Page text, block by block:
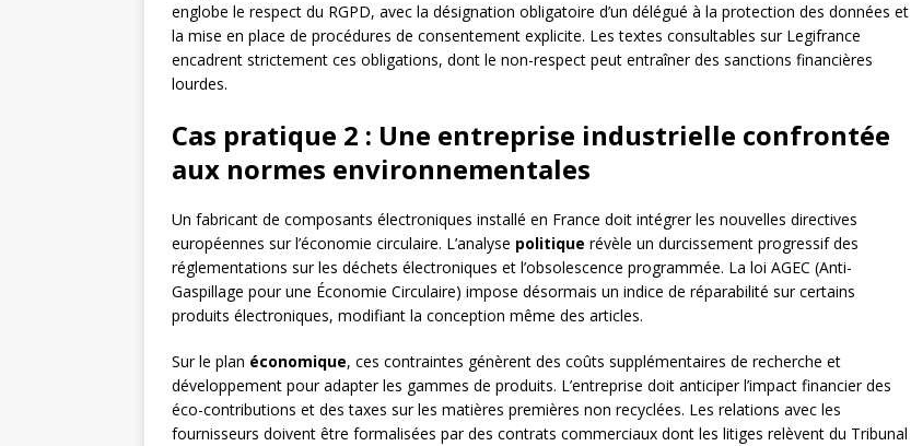
englobe le respect du RGPD, avec la désignation obligatoire d’un délégué à la protection des données et
la mise en place de procédures de consentement explicite. Les textes consultables sur Legifrance
encadrent strictement ces obligations, dont le non-respect peut entraîner des sanctions financières
lourdes.
Cas pratique 2 : Une entreprise industrielle confrontée
aux normes environnementales
Un fabricant de composants électroniques installé en France doit intégrer les nouvelles directives
européennes sur l’économie circulaire. L’analyse politique révèle un durcissement progressif des
réglementations sur les déchets électroniques et l’obsolescence programmée. La loi AGEC (Anti-
Gaspillage pour une Économie Circulaire) impose désormais un indice de réparabilité sur certains
produits électroniques, modifiant la conception même des articles.
Sur le plan économique, ces contraintes génèrent des coûts supplémentaires de recherche et
développement pour adapter les gammes de produits. L’entreprise doit anticiper l’impact financier des
éco-contributions et des taxes sur les matières premières non recyclées. Les relations avec les
fournisseurs doivent être formalisées par des contrats commerciaux dont les litiges relèvent du Tribunal